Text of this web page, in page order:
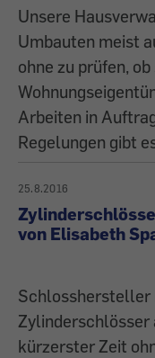
Unsere
Umbauten meist
ohne zu prüfen, ob
Arbeiten in
Regelungen gibt
25.8.2016
von Elisabeth
Schlosshersteller
Zylinderschlösser
kürzerster Zeit